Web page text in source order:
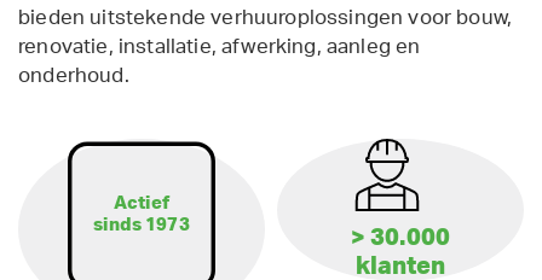
bieden uitstekende verhuuroplossingen voor bouw,
renovatie, installatie, afwerking, aanleg en
onderhoud.
Actief
sinds 1973
> 30.000
klanten